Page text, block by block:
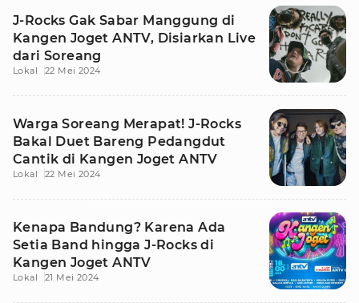
J-Rocks Gak Sabar Manggung di
Kangen Joget ANTV, Disiarkan Live
dari Soreang
Lokal 22 Mei 2024
Warga Soreang Merapat! J-Rocks
Bakal Duet Bareng Pedangdut
Cantik di Kangen Joget ANTV
Lokal 22 Mei 2024
Kenapa Bandung? Karena Ada
Setia Band hingga J-Rocks di
Kangen Joget ANTV
Lokal 21 Mei 2024